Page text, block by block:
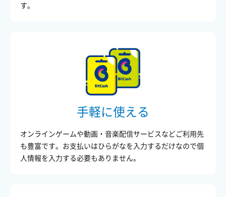
す。
手軽に使える
オンラインゲームや動画・音楽配信サービスなどご利用先
も豊富です。お支払いはひらがなを入力するだけなので個
人情報を入力する必要もありません。